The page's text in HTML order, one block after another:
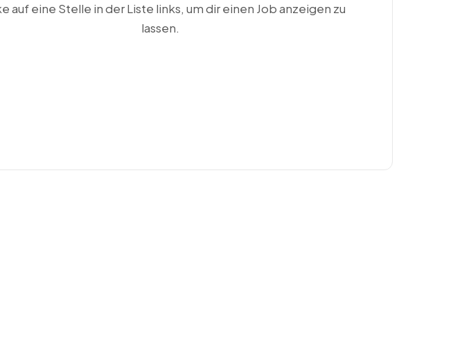
auf eine Stelle in der Liste links, um dir einen Job anzeigen zu
lassen.